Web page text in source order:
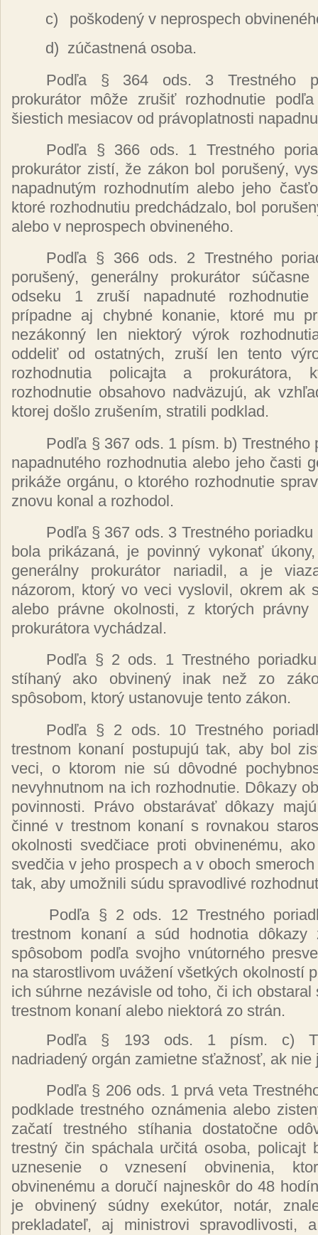
c)
poškodený v neprospech
d) zúčastnená osoba.
Podľa § 364 ods. 3 Trestného
prokurátor môže zrušiť rozhodnutie
šiestich mesiacov od právoplatnosti
Podľa § 366 ods. 1 Trestného
prokurátor zistí, že zákon bol porušený,
napadnutým rozhodnutím alebo jeho
ktoré rozhodnutiu predchádzalo, bol
alebo v neprospech obvineného.
Podľa § 366 ods. 2 Trestného
porušený, generálny prokurátor
odseku 1 zruší napadnuté
prípadne aj chybné konanie, ktoré mu
nezákonný len niektorý výrok
oddeliť od ostatných, zruší len tento
rozhodnutia policajta a prokurátora,
rozhodnutie obsahovo nadväzujú, ak
ktorej došlo zrušením, stratili podklad.
Podľa § 367 ods. 1 písm. b) Trestného
napadnutého rozhodnutia alebo jeho časti
prikáže orgánu, o ktorého rozhodnutie
znovu konal a rozhodol.
Podľa § 367 ods. 3 Trestného poriadku
bola prikázaná, je povinný vykonať
generálny prokurátor nariadil, a je
názorom, ktorývo veci vyslovil, okrem ak
alebo právne okolnosti, z ktorých právny
prokurátora vychádzal.
Podľa § 2 ods. 1 Trestného
stíhaný ako obvinený inak než zo
spôsobom, ktorý ustanovuje tento zákon.
Podľa § 2 ods. 10Trestného
trestnom konaní postupujútak, aby bol
veci, o ktorom nie sú dôvodné
nevyhnutnom na ich rozhodnutie. Dôkazy
povinnosti. Právo obstarávať dôkazy
činnév trestnom konanís rovnakou
okolnosti svedčiace proti obvinenému,
svedčia v jeho prospech a v oboch
tak, aby umožnili súdu spravodlivé
Podľa § 2 ods. 12 Trestného
trestnom konaní asúd hodnotia dôkazy
spôsobom podľasvojho vnútorného
na starostlivom uvážení všetkých okolností
ichsúhrne nezávisle od toho, či ich obstaral
trestnom konaní alebo niektorá zo strán.
Podľa § 193 ods. 1 písm. c)
nadriadený orgán zamietne sťažnosť, ak
Podľa § 206 ods. 1 prváveta
podkladetrestného oznámenia alebo
začatí trestného stíhania dostatočne
trestný čin spáchala určitá osoba, policajt
uznesenie ovznesení obvinenia,
obvinenému a doručí najneskôr do 48
je obvinený súdny exekútor, notár,
prekladateľ, aj ministrovi